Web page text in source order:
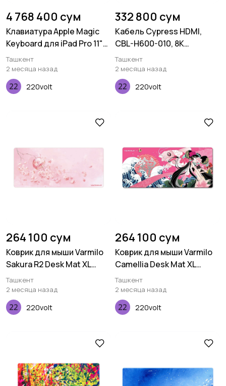
4 768 400 сум
Клавиатура Apple Magic
Keyboard для iPad Pro 11"
(2020)
Ташкент
2 месяца назад
220volt
332 800 сум
Кабель Cypress HDMI,
CBL-H600-010, 8K
certified, 1M, 30AWG
Ташкент
2 месяца назад
220volt
264 100 сум
Коврик для мыши Varmilo
Sakura R2 Desk Mat XL
(900х400х3мм)
Ташкент
2 месяца назад
220volt
264 100 сум
Коврик для мыши Varmilo
Camellia Desk Mat XL
(900х400х3мм)
Ташкент
2 месяца назад
220volt